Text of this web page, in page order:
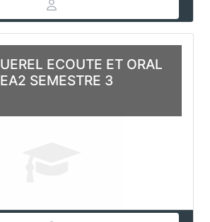
ECOUTE ET ORAL
SEMESTRE 3